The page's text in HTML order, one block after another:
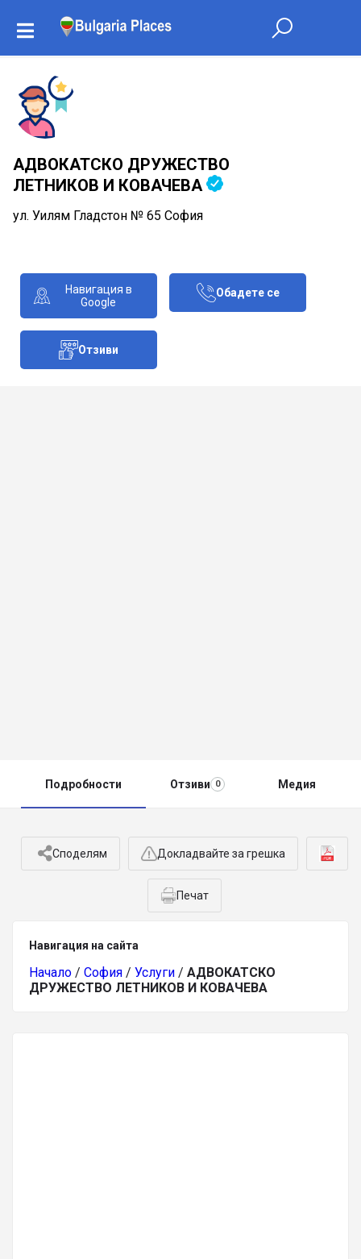
АДВОКАТСКО ДРУЖЕСТВО
ЛЕТНИКОВ И КОВАЧЕВА
ул. Уилям Гладстон № 65 София
Навигация в
Google
Обадете се
Отзиви
Подробности Отзиви 0 Медия
Споделям Докладвайте за грешка
Печат
Навигация на сайта
Начало / София / Услуги / АДВОКАТСКО
ДРУЖЕСТВО ЛЕТНИКОВ И КОВАЧЕВА